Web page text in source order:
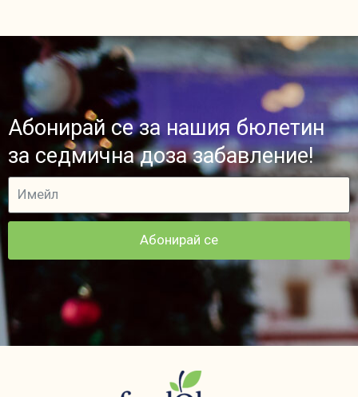
Абонирай се за нашия бюлетин
за седмична доза забавление!
Абонирай се